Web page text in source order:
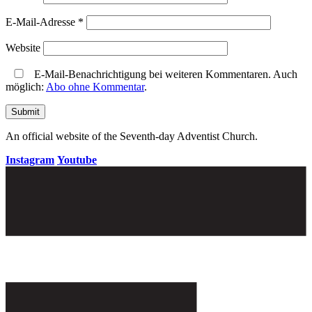
E-Mail-Adresse *
Website
E-Mail-Benachrichtigung bei weiteren Kommentaren. Auch
möglich: Abo ohne Kommentar.
An official website of the Seventh-day Adventist Church.
Instagram Youtube